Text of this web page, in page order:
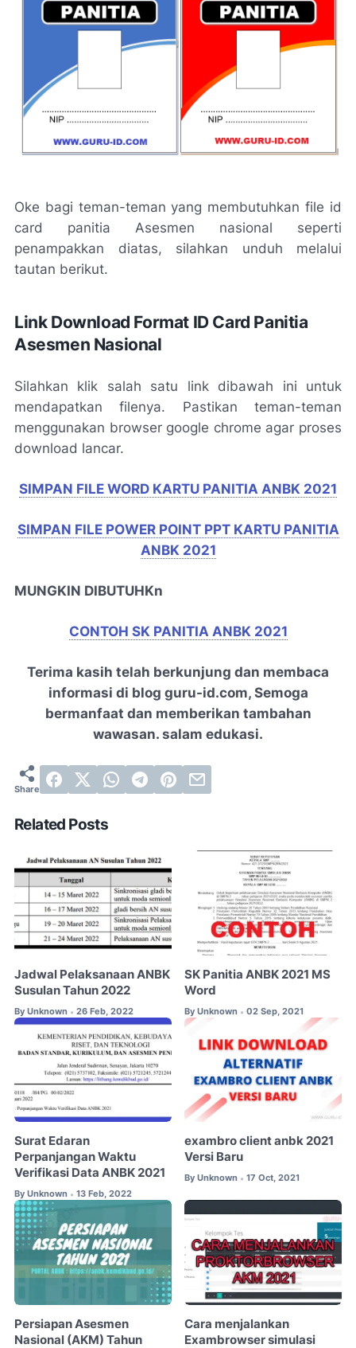
Oke bagi teman-teman yang membutuhkan file id
card panitia Asesmen nasional seperti
penampakkan diatas, silahkan unduh melalui
tautan berikut.
Link Download Format ID Card Panitia
Asesmen Nasional
Silahkan klik salah satu link dibawah ini untuk
mendapatkan filenya. Pastikan teman-teman
menggunakan browser google chrome agar proses
download lancar.
SIMPAN FILE WORD KARTU PANITIA ANBK 2021
SIMPAN FILE POWER POINT PPT KARTU PANITIA
ANBK 2021
MUNGKIN DIBUTUHKn
CONTOH SK PANITIA ANBK 2021
Terima kasih telah berkunjung dan membaca
informasi di blog guru-id.com, Semoga
bermanfaat dan memberikan tambahan
wawasan. salam edukasi.
Related Posts
Jadwal Pelaksanaan ANBK
Susulan Tahun 2022
By Unknown • 26 Feb, 2022
SK Panitia ANBK 2021 MS
Word
By Unknown • 02 Sep, 2021
Surat Edaran
Perpanjangan Waktu
Verifikasi Data ANBK 2021
By Unknown • 13 Feb, 2022
exambro client anbk 2021
Versi Baru
By Unknown • 17 Oct, 2021
Persiapan Asesmen
Nasional (AKM) Tahun
Cara menjalankan
Exambrowser simulasi